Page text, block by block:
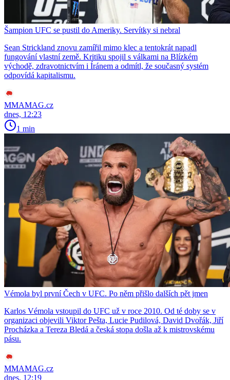
Šampion UFC se pustil do Ameriky. Servítky si nebral
Sean Strickland znovu zamířil mimo klec a tentokrát napadl
fungování vlastní země. Kritiku spojil s válkami na Blízkém
východě, zdravotnictvím i Íránem a odmítl, že současný systém
odpovídá kapitalismu.
MMAMAG.cz
dnes, 12:23
1 min
Vémola byl první Čech v UFC. Po něm přišlo dalších pět jmen
Karlos Vémola vstoupil do UFC už v roce 2010. Od té doby se v
organizaci objevili Viktor Pešta, Lucie Pudilová, David Dvořák, Jiří
Procházka a Tereza Bledá a česká stopa došla až k mistrovskému
pásu.
MMAMAG.cz
dnes, 12:19